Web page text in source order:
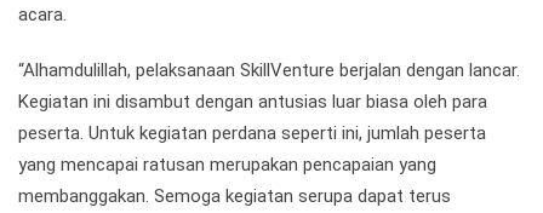
acara.
“Alhamdulillah, pelaksanaan SkillVenture berjalan dengan lancar.
Kegiatan ini disambut dengan antusias luar biasa oleh para
peserta. Untuk kegiatan perdana seperti ini, jumlah peserta
yang mencapai ratusan merupakan pencapaian yang
membanggakan. Semoga kegiatan serupa dapat terus